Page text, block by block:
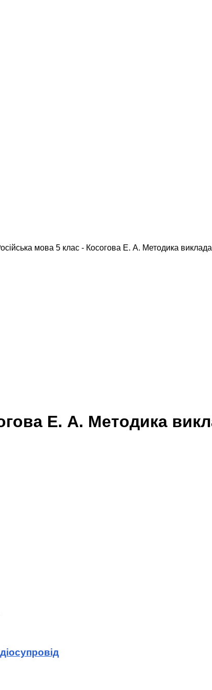
мова 5 клас - Косогова Е. А. Методика
Е. А. Методика